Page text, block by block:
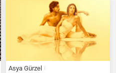
Asya Gürzel